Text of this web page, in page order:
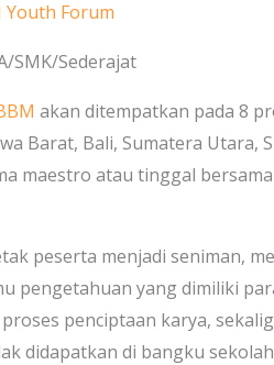
Youth Forum
SMK/Sederajat
akan ditempatkan pada 8
Barat, Bali, Sumatera Utara,
maestro atau tinggal
peserta menjadi seniman,
pengetahuan yang dimiliki
penciptaan karya,
didapatkan di bangku